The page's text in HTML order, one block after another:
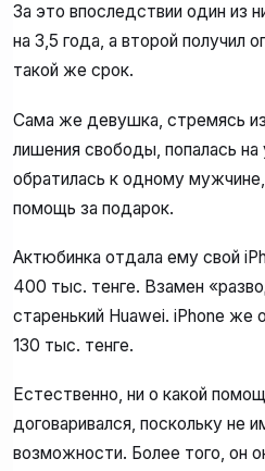
За это впоследствии один из
на 3,5 года, а второй получил
такой же срок.
Сама же девушка, стремясь
лишения свободы, попалась
обратилась к одному
помощь за подарок.
Актюбинка отдала ему свой
400 тыс. тенге. Взамен
старенький Huawei. iPhone же
130 тыс. тенге.
Естественно, ни о какой
договаривался, поскольку не
возможности. Более того, он